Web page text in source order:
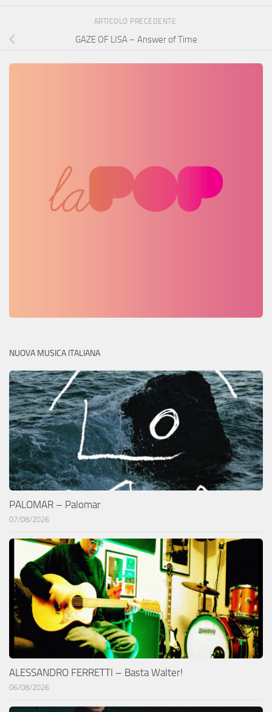
ARTICOLO PRECEDENTE
GAZE OF LISA – Answer of Time
NUOVA MUSICA ITALIANA
PALOMAR – Palomar
07/08/2026
ALESSANDRO FERRETTI – Basta Walter!
06/08/2026